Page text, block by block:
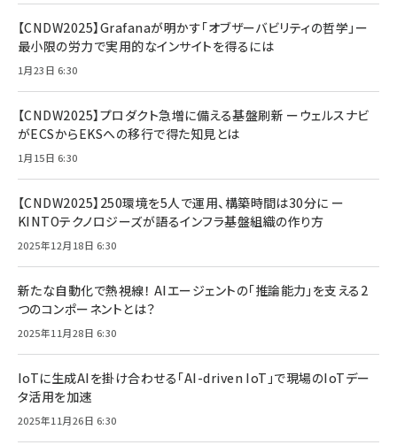
【CNDW2025】Grafanaが明かす「オブザーバビリティの哲学」ー
最小限の労力で実用的なインサイトを得るには
1月23日 6:30
【CNDW2025】プロダクト急増に備える基盤刷新 ーウェルスナビ
がECSからEKSへの移行で得た知見とは
1月15日 6:30
【CNDW2025】250環境を5人で運用、構築時間は30分に ー
KINTOテクノロジーズが語るインフラ基盤組織の作り方
2025年12月18日 6:30
新たな自動化で熱視線！ AIエージェントの「推論能力」を支える2
つのコンポーネントとは？
2025年11月28日 6:30
IoTに生成AIを掛け合わせる「AI-driven IoT」で現場のIoTデー
タ活用を加速
2025年11月26日 6:30